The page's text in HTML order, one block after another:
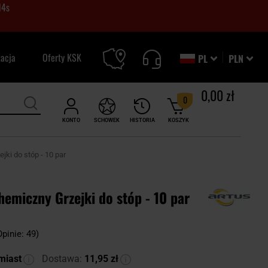
s
PLN
PL
Oferty KSK
KONTO HISTORIA
SCHOWEK KOSZYK
0 0,00 zł
do stóp - 10 par
Grzejki do stóp - 10 par
49)
Dostawa: 11,95 zł